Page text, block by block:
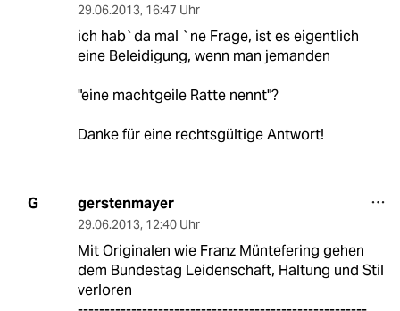
29.06.2013, 16:47 Uhr
ich hab`da mal `ne Frage, ist es eigentlich
eine Beleidigung, wenn man jemanden
"eine machtgeile Ratte nennt"?
Danke für eine rechtsgültige Antwort!
G gerstenmayer
29.06.2013, 12:40 Uhr
Mit Originalen wie Franz Müntefering gehen
dem Bundestag Leidenschaft, Haltung und Stil
verloren